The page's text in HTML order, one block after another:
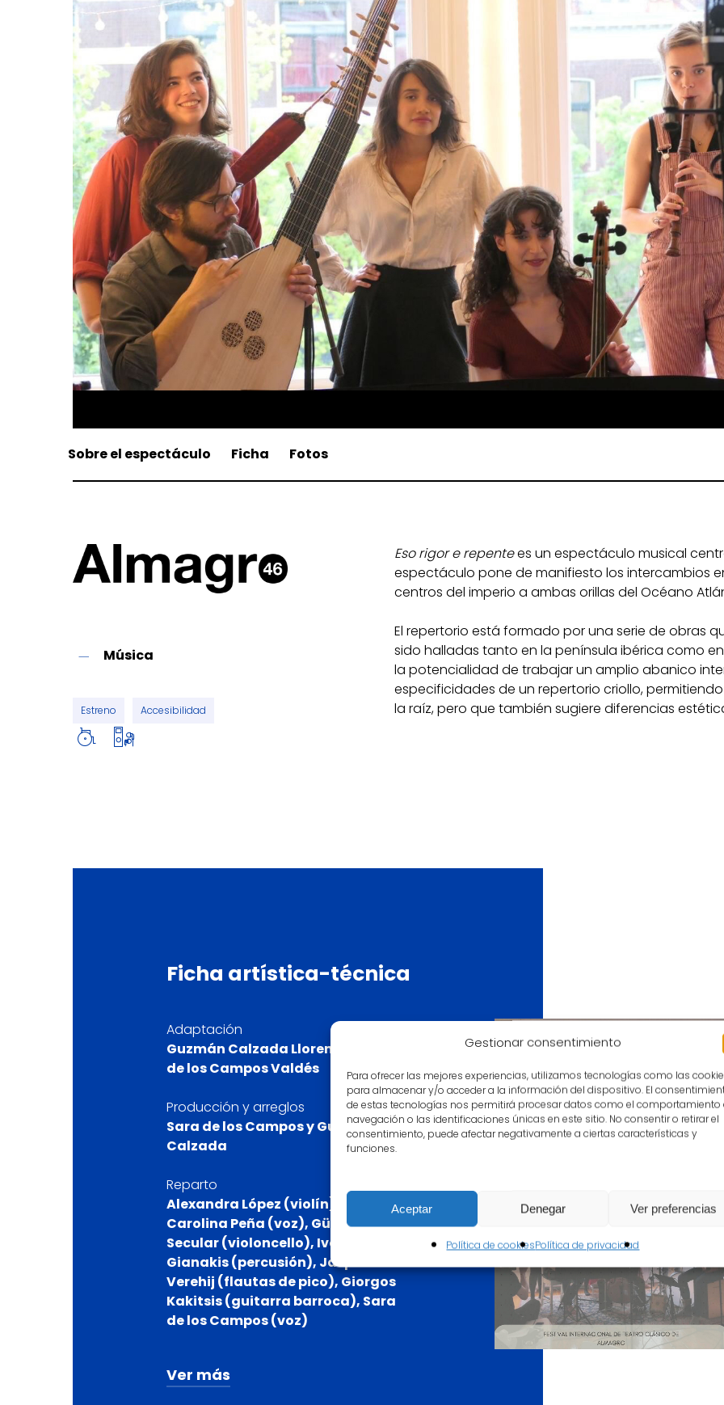
Gestionar consentimiento
Para ofrecer las mejores experiencias, utilizamos tecnologías como las
para almacenar y/o acceder a la información del dispositivo. El
de estas tecnologías nos permitirá procesar datos como el comportamiento
navegación o las identificaciones únicas en este sitio. No consentir o retirar el
consentimiento, puede afectar negativamente a ciertas características y
funciones.
Aceptar Denegar Ver preferencias
Política de cookiesPolítica de privacidad
Hit enter to search or ESC to close
Sobre el espectáculo Ficha Fotos
Música
Estreno Accesibilidad
Eso rigor e repentees un espectáculo musical
espectáculo pone de manifiesto los intercambios
centros del imperio a ambas orillas del Océano
El repertorio está formado por una serie de obras
sido halladas tanto en la península ibérica como
la potencialidad de trabajar un amplio abanico
especificidades de un repertorio criollo,
la raíz, pero que también sugiere diferencias
Ficha artística-técnica
Adaptación
Guzmán Calzada Llorente y Sara
de los Campos Valdés
Producción y arreglos
Sara de los Campos y Guzmán
Calzada
Reparto
Alexandra López (violín),
Carolina Peña (voz), Gülce
Secular (violoncello), Iván
Gianakis (percusión), Jasperina
Verehij (flautas de pico), Giorgos
Kakitsis (guitarra barroca), Sara
de los Campos (voz)
Ver más